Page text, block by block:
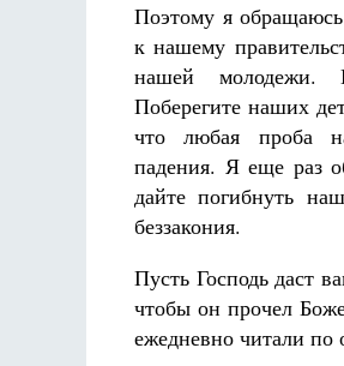
Поэтому я
к нашему
нашей молодежи.
Поберегите наших
что любая проба
падения. Я еще раз
дайте погибнуть
беззакония.
Пусть Господь даст
чтобы он прочел
ежедневно читали по